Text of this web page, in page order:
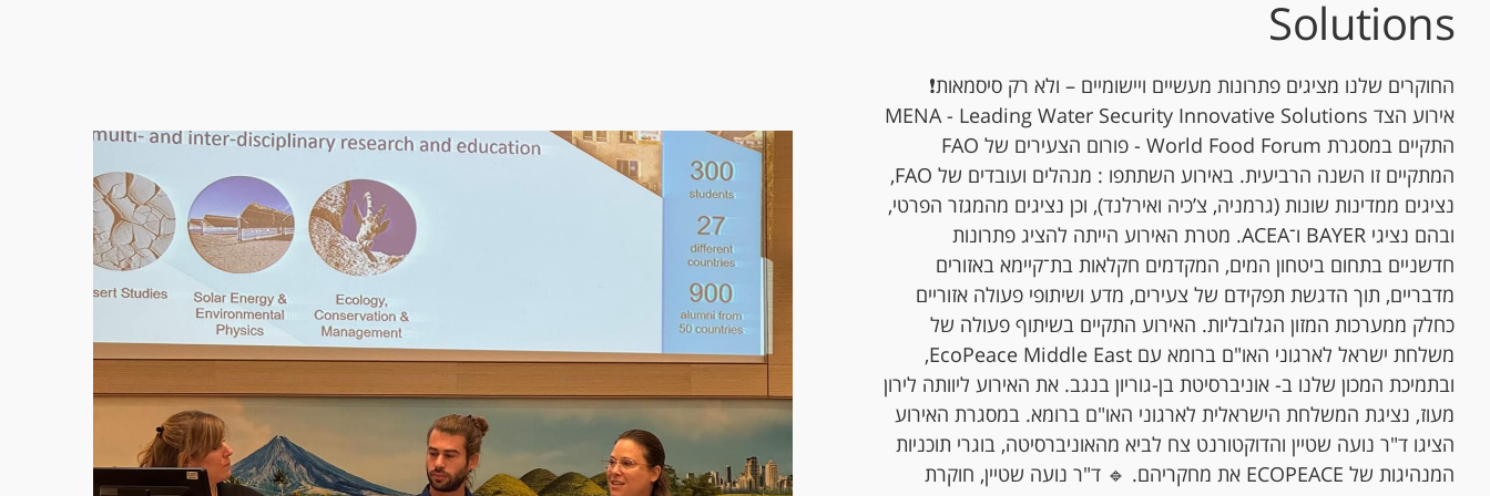
Solutions
החוקרים שלנו מציגים פתרונות מעשיים ויישומיים – ולא רק סיסמאות❗
אירוע הצד MENA - Leading Water Security Innovative Solutions
התקיים במסגרת World Food Forum - פורום הצעירים של FAO
המתקיים זו השנה הרביעית. באירוע השתתפו : מנהלים ועובדים של FAO,
נציגים ממדינות שונות (גרמניה, צ’כיה ואירלנד), וכן נציגים מהמגזר הפרטי,
ובהם נציגי BAYER ו־ACEA. מטרת האירוע הייתה להציג פתרונות
חדשניים בתחום ביטחון המים, המקדמים חקלאות בת־קיימא באזורים
מדבריים, תוך הדגשת תפקידם של צעירים, מדע ושיתופי פעולה אזוריים
כחלק ממערכות המזון הגלובליות. האירוע התקיים בשיתוף פעולה של
משלחת ישראל לארגוני האו"ם ברומא עם EcoPeace Middle East,
ובתמיכת המכון שלנו ב- אוניברסיטת בן-גוריון בנגב. את האירוע ליוותה לירון
מעוז, נציגת המשלחת הישראלית לארגוני האו"ם ברומא. במסגרת האירוע
הציגו ד"ר נועה שטיין והדוקטורנט צח לביא מהאוניברסיטה, בוגרי תוכניות
המנהיגות של ECOPEACE את מחקריהם. 🔹 ד"ר נועה שטיין, חוקרת